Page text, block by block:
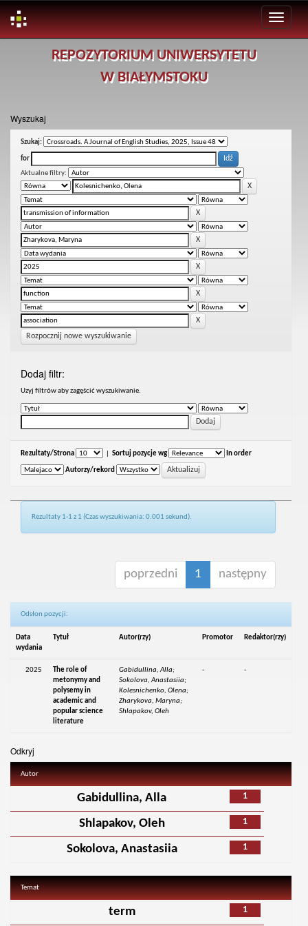
REPOZYTORIUM UNIWERSYTETU
W BIAŁYMSTOKU
Wyszukaj
Szukaj:
for
Aktualne filtry:
Rozpocznij nowe wyszukiwanie
Dodaj filtr:
Uzyj filtrów aby zagęścić wyszukiwanie.
Rezultaty/Strona Sortuj pozycje wg In order
Autorzy/rekord
Rezultaty 1-1 z 1 (Czas wyszukiwania: 0.001 sekund).
poprzedni 1 następny
Odsłon pozycji:
Data
wydania
Tytuł Autor(rzy) Promotor Redaktor(rzy)
2025
The role of
metonymy and
polysemy in
academic and
popular science
literature
Gabidullina, Alla;
Sokolova, Anastasiia;
Kolesnichenko, Olena;
Zharykova, Maryna;
Shlapakov, Oleh
- -
Odkryj
Autor
1
Gabidullina, Alla
1
Shlapakov, Oleh
1
Sokolova, Anastasiia
Temat
1
term